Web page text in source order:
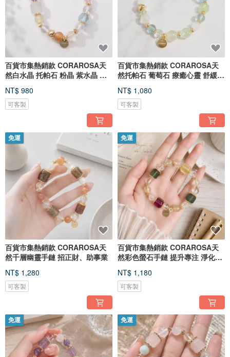
百貨市集熱銷款 CORAROSA天
然白水晶 托帕石 粉晶 紫水晶 黃
NT$ 980
可客製
百貨市集熱銷款 CORAROSA天
然托帕石 葡萄石 療癒心靈 舒緩壓
NT$ 1,080
可客製
免運
百貨市集熱銷款 CORAROSA天
然千層幽靈手鏈 招正財、助事業
NT$ 1,280
可客製
免運
百貨市集熱銷款 CORAROSA天
然彩色螢石手鏈 提升專注 淨化負
NT$ 1,180
可客製
免運 免運